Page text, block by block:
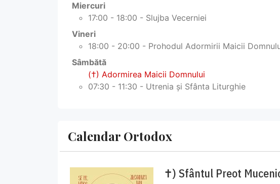
Miercuri
17:00 - 18:00 - Slujba Vecerniei
Vineri
18:00 - 20:00 - Prohodul Adormirii Maicii
Sâmbătă
(†) Adormirea Maicii Domnului
07:30 - 11:30 - Utrenia și Sfânta Liturghie
Calendar Ortodox
✝) Sfântul Preot